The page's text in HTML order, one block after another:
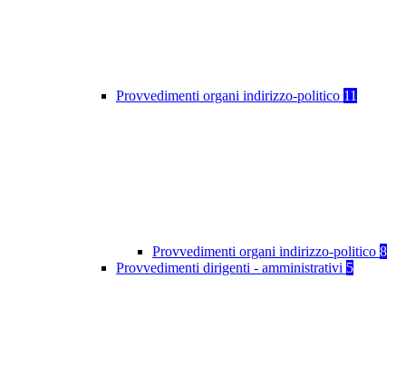
Provvedimenti organi indirizzo-politico 11
Provvedimenti organi indirizzo-politico 8
Provvedimenti dirigenti - amministrativi 5